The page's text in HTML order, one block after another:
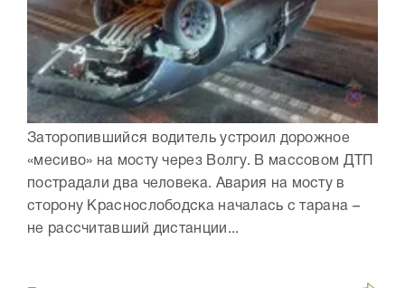
Заторопившийся водитель устроил дорожное
«месиво» на мосту через Волгу. В массовом ДТП
пострадали два человека. Авария на мосту в
сторону Краснослободска началась с тарана –
не рассчитавший дистанции...